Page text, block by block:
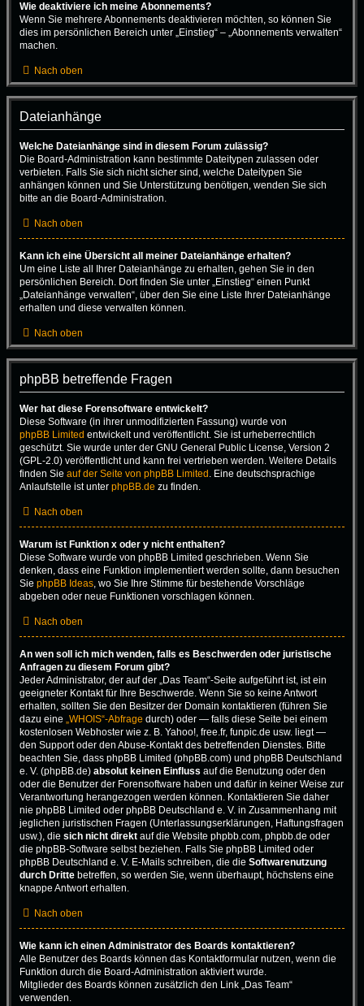
Wie deaktiviere ich meine Abonnements?
Wenn Sie mehrere Abonnements deaktivieren möchten, so können Sie
dies im persönlichen Bereich unter „Einstieg“ – „Abonnements verwalten“
machen.
Nach oben
Dateianhänge
Welche Dateianhänge sind in diesem Forum zulässig?
Die Board-Administration kann bestimmte Dateitypen zulassen oder
verbieten. Falls Sie sich nicht sicher sind, welche Dateitypen Sie
anhängen können und Sie Unterstützung benötigen, wenden Sie sich
bitte an die Board-Administration.
Nach oben
Kann ich eine Übersicht all meiner Dateianhänge erhalten?
Um eine Liste all Ihrer Dateianhänge zu erhalten, gehen Sie in den
persönlichen Bereich. Dort finden Sie unter „Einstieg“ einen Punkt
„Dateianhänge verwalten“, über den Sie eine Liste Ihrer Dateianhänge
erhalten und diese verwalten können.
Nach oben
phpBB betreffende Fragen
Wer hat diese Forensoftware entwickelt?
Diese Software (in ihrer unmodifizierten Fassung) wurde von
phpBB Limited entwickelt und veröffentlicht. Sie ist urheberrechtlich
geschützt. Sie wurde unter der GNU General Public License, Version 2
(GPL-2.0) veröffentlicht und kann frei vertrieben werden. Weitere Details
finden Sie auf der Seite von phpBB Limited . Eine deutschsprachige
Anlaufstelle ist unter phpBB.de zu finden.
Nach oben
Warum ist Funktion x oder y nicht enthalten?
Diese Software wurde von phpBB Limited geschrieben. Wenn Sie
denken, dass eine Funktion implementiert werden sollte, dann besuchen
Sie phpBB Ideas, wo Sie Ihre Stimme für bestehende Vorschläge
abgeben oder neue Funktionen vorschlagen können.
Nach oben
An wen soll ich mich wenden, falls es Beschwerden oder juristische
Anfragen zu diesem Forum gibt?
Jeder Administrator, der auf der „Das Team“-Seite aufgeführt ist, ist ein
geeigneter Kontakt für Ihre Beschwerde. Wenn Sie so keine Antwort
erhalten, sollten Sie den Besitzer der Domain kontaktieren (führen Sie
dazu eine „WHOIS“-Abfrage durch) oder — falls diese Seite bei einem
kostenlosen Webhoster wie z. B. Yahoo!, free.fr, funpic.de usw. liegt —
den Support oder den Abuse-Kontakt des betreffenden Dienstes. Bitte
beachten Sie, dass phpBB Limited (phpBB.com) und phpBB Deutschland
e. V. (phpBB.de) absolut keinen Einfluss auf die Benutzung oder den
oder die Benutzer der Forensoftware haben und dafür in keiner Weise zur
Verantwortung herangezogen werden können. Kontaktieren Sie daher
nie phpBB Limited oder phpBB Deutschland e. V. in Zusammenhang mit
jeglichen juristischen Fragen (Unterlassungserklärungen, Haftungsfragen
usw.), die sich nicht direkt auf die Website phpbb.com, phpbb.de oder
die phpBB-Software selbst beziehen. Falls Sie phpBB Limited oder
phpBB Deutschland e. V. E-Mails schreiben, die die Softwarenutzung
durch Dritte betreffen, so werden Sie, wenn überhaupt, höchstens eine
knappe Antwort erhalten.
Nach oben
Wie kann ich einen Administrator des Boards kontaktieren?
Alle Benutzer des Boards können das Kontaktformular nutzen, wenn die
Funktion durch die Board-Administration aktiviert wurde.
Mitglieder des Boards können zusätzlich den Link „Das Team“
verwenden.